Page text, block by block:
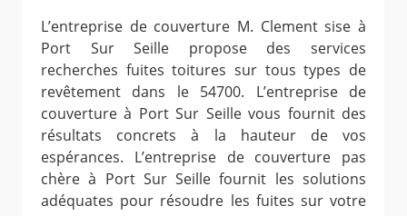
L’entreprise de couverture M. Clement sise à
Port Sur Seille propose des services
recherches fuites toitures sur tous types de
revêtement dans le 54700. L’entreprise de
couverture à Port Sur Seille vous fournit des
résultats concrets à la hauteur de vos
espérances. L’entreprise de couverture pas
chère à Port Sur Seille fournit les solutions
adéquates pour résoudre les fuites sur votre